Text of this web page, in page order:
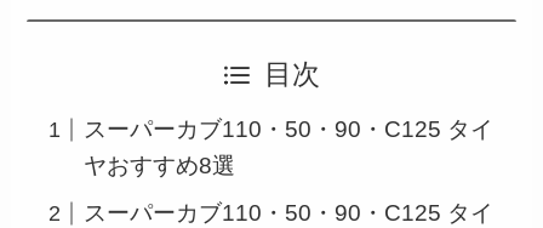
目次
スーパーカブ110・50・90・C125 タイ
ヤおすすめ8選
スーパーカブ110・50・90・C125 タイ